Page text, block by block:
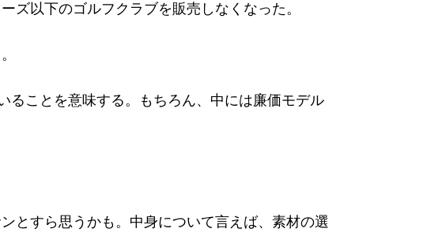
ズ以下のゴルフクラブを販売しなくなった。
ることを意味する。もちろん、中には廉価モデル
とすら思うかも。中身について言えば、素材の選